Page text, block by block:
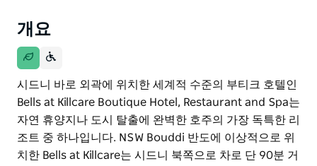
개요
시드니 바로 외곽에 위치한 세계적 수준의 부티크 호텔인
Bells at Killcare Boutique Hotel, Restaurant and Spa는
자연 휴양지나 도시 탈출에 완벽한 호주의 가장 독특한 리
조트 중 하나입니다. NSW Bouddi 반도에 이상적으로 위
치한 Bells at Killcare는 시드니 북쪽으로 차로 단 90분 거